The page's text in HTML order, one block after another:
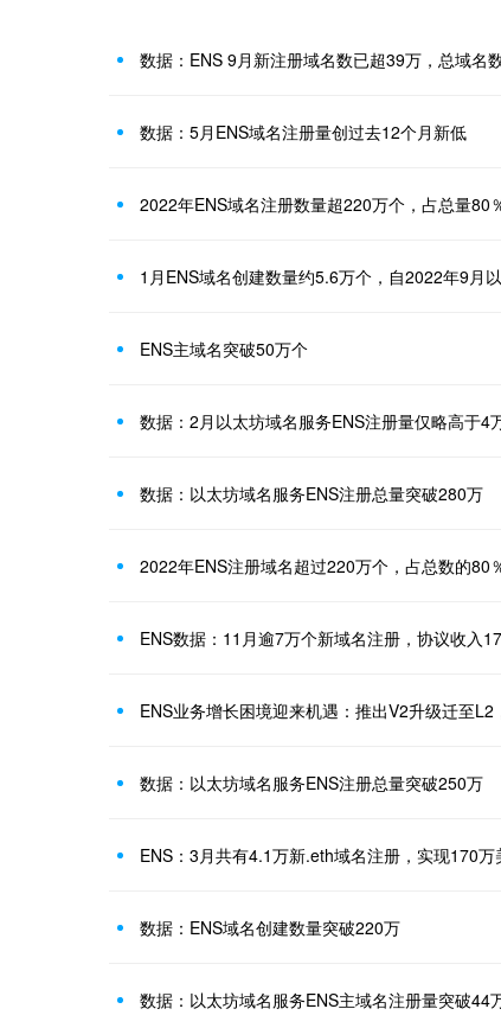
数据：ENS 9月新注册域名数已超39万，总域名
数据：5月ENS域名注册量创过去12个月新低
2022年ENS域名注册数量超220万个，占总量80
1月ENS域名创建数量约5.6万个，自2022年9月
ENS主域名突破50万个
数据：2月以太坊域名服务ENS注册量仅略高于4
数据：以太坊域名服务ENS注册总量突破280万
2022年ENS注册域名超过220万个，占总数的80
ENS数据：11月逾7万个新域名注册，协议收入
ENS业务增长困境迎来机遇：推出V2升级迁至L2
数据：以太坊域名服务ENS注册总量突破250万
ENS：3月共有4.1万新.eth域名注册，实现170万
数据：ENS域名创建数量突破220万
数据：以太坊域名服务ENS主域名注册量突破44